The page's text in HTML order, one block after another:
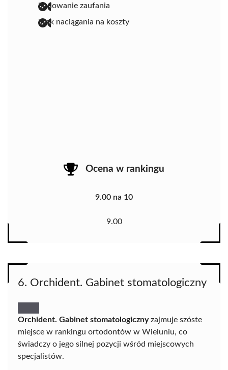
budowanie zaufania
brak naciągania na koszty
Ocena w rankingu
9.00 na 10
9.00
6. Orchident. Gabinet stomatologiczny
Orchident. Gabinet stomatologicznyzajmuje szóste
miejsce w rankingu ortodontów w Wieluniu, co
świadczy o jego silnej pozycji wśród miejscowych
specjalistów.